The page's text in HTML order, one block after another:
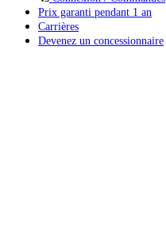
Prix garanti pendant 1 an
Carrières
Devenez un concessionnaire